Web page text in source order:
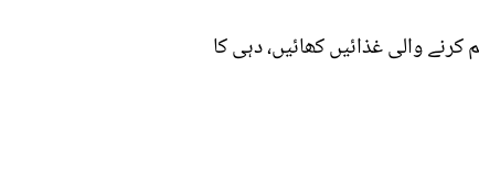
والی غذائیں کھائیں، دہی کا